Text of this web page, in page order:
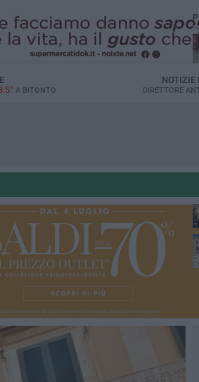
A BITONTO
NOTIZIE
DIRETTORE